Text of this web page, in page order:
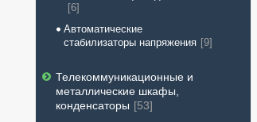
6
Автоматические
стабилизаторы напряжения 9
Телекоммуникационные и
металлические шкафы,
конденсаторы
53